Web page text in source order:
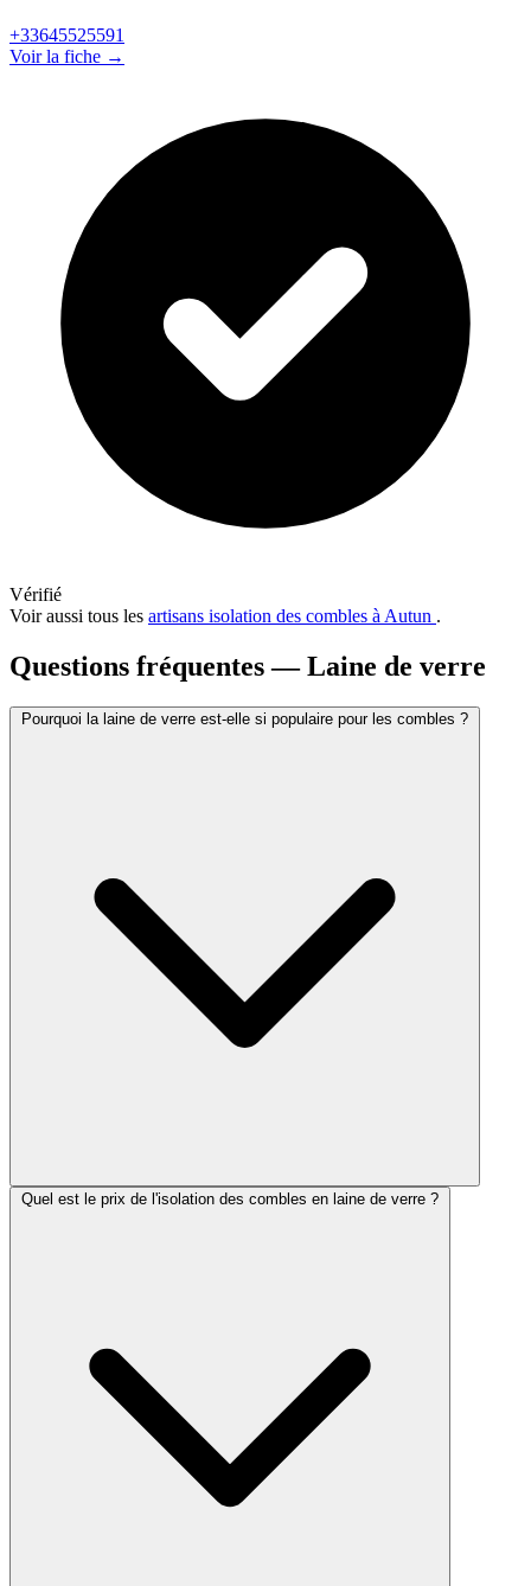
+33645525591
Voir la fiche →
Vérifié
Voir aussi tous les artisans isolation des combles à Autun .
Questions fréquentes — Laine de verre
Pourquoi la laine de verre est-elle si populaire pour les combles ?
Quel est le prix de l'isolation des combles en laine de verre ?